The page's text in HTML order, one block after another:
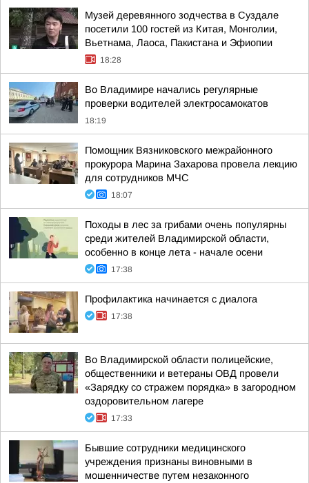
Музей деревянного зодчества в Суздале
посетили 100 гостей из Китая, Монголии,
Вьетнама, Лаоса, Пакистана и Эфиопии
18:28
Во Владимире начались регулярные
проверки водителей электросамокатов
18:19
Помощник Вязниковского межрайонного
прокурора Марина Захарова провела лекцию
для сотрудников МЧС
18:07
Походы в лес за грибами очень популярны
среди жителей Владимирской области,
особенно в конце лета - начале осени
17:38
Профилактика начинается с диалога
17:38
Во Владимирской области полицейские,
общественники и ветераны ОВД провели
«Зарядку со стражем порядка» в загородном
оздоровительном лагере
17:33
Бывшие сотрудники медицинского
учреждения признаны виновными в
мошенничестве путем незаконного